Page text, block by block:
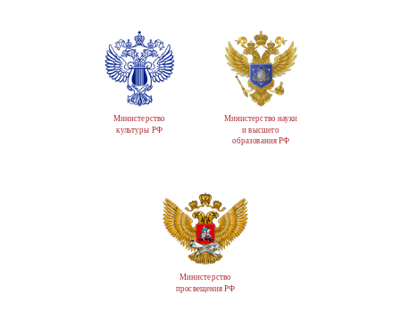
Министерство
культуры РФ
Министерство науки
и высшего
образования РФ
Министерство
просвещения РФ